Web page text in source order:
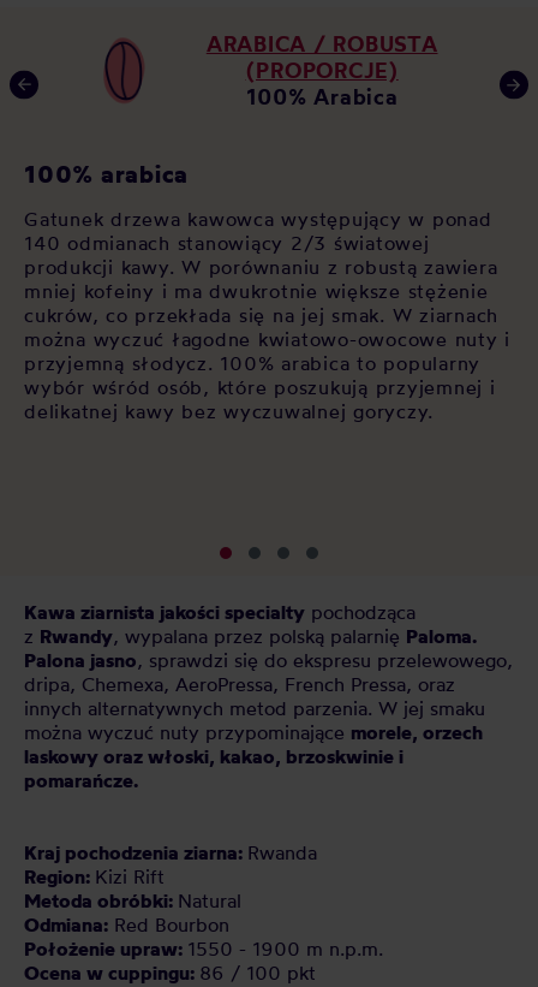
ARABICA / ROBUSTA
(PROPORCJE)
100% Arabica
100% arabica
Gatunek drzewa kawowca występujący w ponad
140 odmianach stanowiący 2/3 światowej
produkcji kawy. W porównaniu z robustą zawiera
mniej kofeiny i ma dwukrotnie większe stężenie
cukrów, co przekłada się na jej smak. W ziarnach
można wyczuć łagodne kwiatowo-owocowe nuty i
przyjemną słodycz. 100% arabica to popularny
wybór wśród osób, które poszukują przyjemnej i
delikatnej kawy bez wyczuwalnej goryczy.
Kawa ziarnista jakości specialty pochodząca
z Rwandy, wypalana przez polską palarnię Paloma.
Palona jasno, sprawdzi się do ekspresu przelewowego,
dripa, Chemexa, AeroPressa, French Pressa, oraz
innych alternatywnych metod parzenia. W jej smaku
można wyczuć nuty przypominające morele, orzech
laskowy oraz włoski, kakao, brzoskwinie i
pomarańcze.
Kraj pochodzenia ziarna: Rwanda
Region: Kizi Rift
Metoda obróbki: Natural
Odmiana: Red Bourbon
Położenie upraw: 1550 - 1900 m n.p.m.
Ocena w cuppingu: 86 / 100 pkt